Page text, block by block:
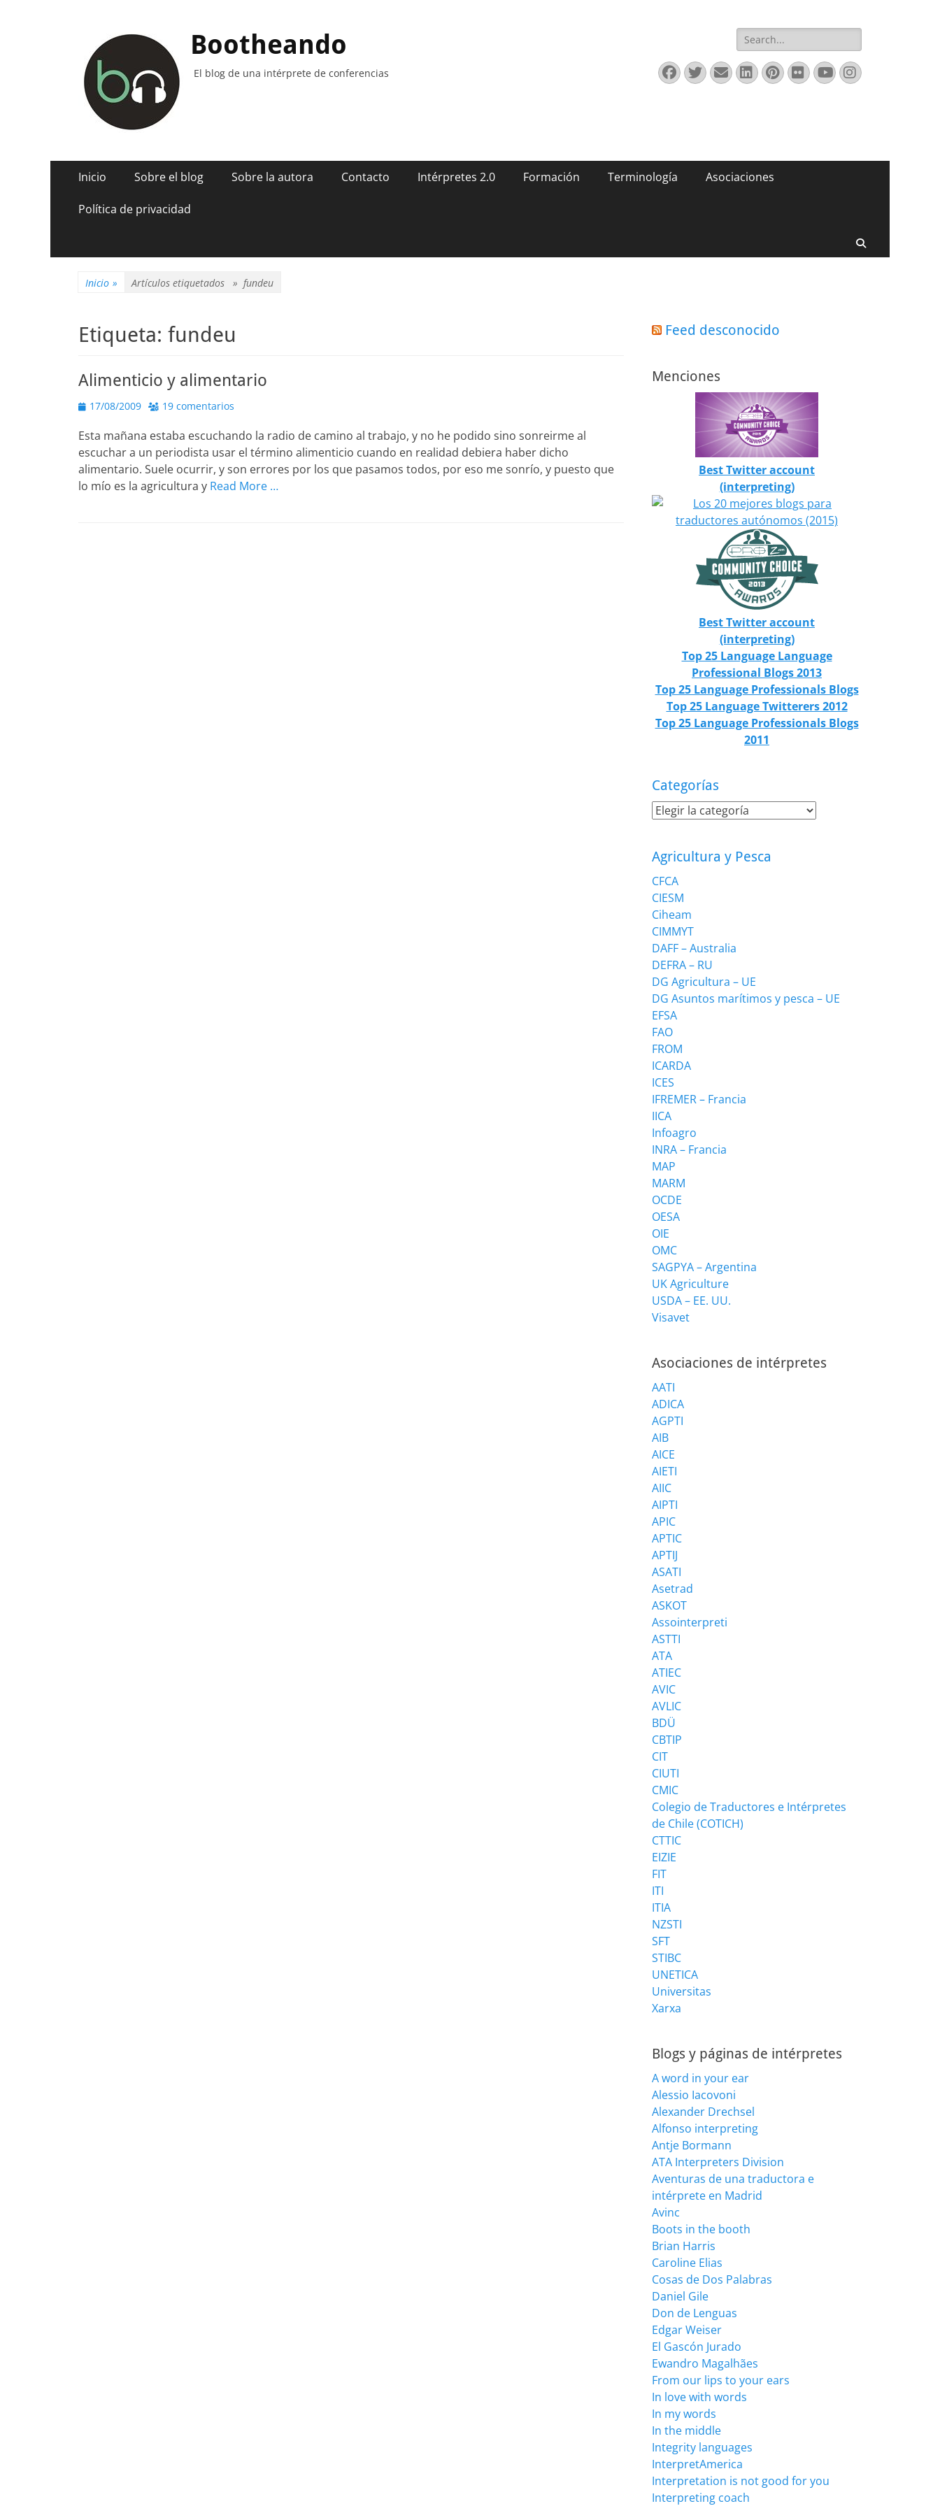
Bootheando
El blog de una intérprete de conferencias
Buscar:
Facebook
Twitter
Correo
electrónico
LinkedIn
Pinterest
FlickrYouTube
Instagram
Menú
Saltar
contenido
Inicio Sobre el blog Sobre la autora Contacto Intérpretes 2.0 Formación Terminología Asociaciones
Política de privacidad
Inicio » Artículos etiquetados » fundeu
Etiqueta: fundeu
Alimenticio y alimentario
Publicado
17/08/2009 19 comentarios
Esta mañana estaba escuchando la radio de camino al trabajo, y no he podido sino sonreirme al
escuchar a un periodista usar el término alimenticio cuando en realidad debiera haber dicho
alimentario. Suele ocurrir, y son errores por los que pasamos todos, por eso me sonrío, y puesto que
lo mío es la agricultura y Read More …
Feed desconocido
Menciones
Best Twitter account
(interpreting)
Best Twitter account
(interpreting)
Top 25 Language Language
Professional Blogs 2013
Top 25 Language Professionals Blogs
Top 25 Language Twitterers 2012
Top 25 Language Professionals Blogs
2011
Categorías
Categorías
Agricultura y Pesca
CFCA
CIESM
Ciheam
CIMMYT
DAFF – Australia
DEFRA – RU
DG Agricultura – UE
DG Asuntos marítimos y pesca – UE
EFSA
FAO
FROM
ICARDA
ICES
IFREMER – Francia
IICA
Infoagro
INRA – Francia
MAP
MARM
OCDE
OESA
OIE
OMC
SAGPYA – Argentina
UK Agriculture
USDA – EE. UU.
Visavet
Asociaciones de intérpretes
AATI
ADICA
AGPTI
AIB
AICE
AIETI
AIIC
AIPTI
APIC
APTIC
APTIJ
ASATI
Asetrad
ASKOT
Assointerpreti
ASTTI
ATA
ATIEC
AVIC
AVLIC
BDÜ
CBTIP
CIT
CIUTI
CMIC
Colegio de Traductores e Intérpretes
de Chile (COTICH)
CTTIC
EIZIE
FIT
ITI
ITIA
NZSTI
SFT
STIBC
UNETICA
Universitas
Xarxa
Blogs y páginas de intérpretes
A word in your ear
Alessio Iacovoni
Alexander Drechsel
Alfonso interpreting
Antje Bormann
ATA Interpreters Division
Aventuras de una traductora e
intérprete en Madrid
Avinc
Boots in the booth
Brian Harris
Caroline Elias
Cosas de Dos Palabras
Daniel Gile
Don de Lenguas
Edgar Weiser
El Gascón Jurado
Ewandro Magalhães
From our lips to your ears
In love with words
In my words
In the middle
Integrity languages
InterpretAmerica
Interpretation is not good for you
Interpreting coach